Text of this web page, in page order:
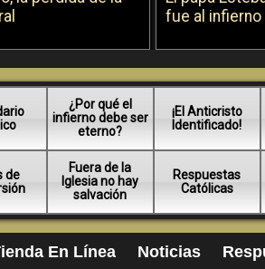
fue al infierno
¿Por qué el
infierno debe ser
eterno?
¡El Anticristo
Identificado!
de
Fuera de la
Iglesia no hay
salvación
Respuestas
Católicas
En Línea Noticias